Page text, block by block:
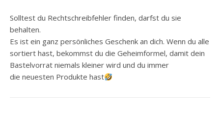
Solltest du Rechtschreibfehler finden, darfst du sie
behalten.
Es ist ein ganz persönliches Geschenk an dich. Wenn du alle
sortiert hast, bekommst du die Geheimformel, damit dein
Bastelvorrat niemals kleiner wird und du immer
die neuesten Produkte hast